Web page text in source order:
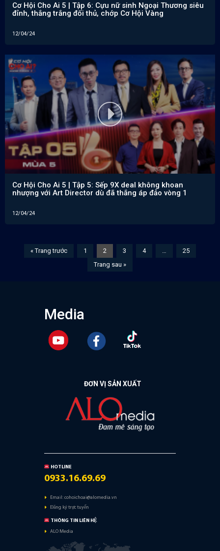
Cơ Hội Cho Ai 5 | Tập 6: Cựu nữ sinh Ngoại Thương siêu
đỉnh, thắng trắng đối thủ, chớp Cơ Hội Vàng
12/04/24
Cơ Hội Cho Ai 5 | Tập 5: Sếp 9X deal không khoan
nhượng với Art Director dù đã thắng áp đảo vòng 1
12/04/24
« Trang trước 1 2 3 4
25
Trang sau »
Media
ĐƠN VỊ SẢN XUẤT
HOTLINE
0933.16.69.69
Email:cohoichoai@alomedia.vn
Đăng ký trực tuyến
THÔNG TIN LIÊN HỆ
ALO Media